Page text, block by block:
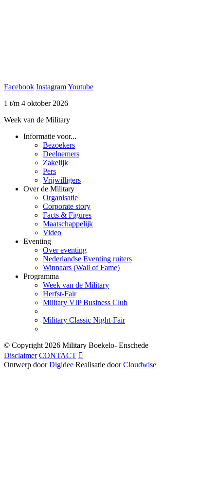
Facebook InstagramYoutube
1 t/m 4 oktober 2026
Week van de Military
Informatie voor...
Bezoekers
Deelnemers
Zakelijk
Pers
Vrijwilligers
Over de Military
Organisatie
Corporate story
Facts & Figures
Maatschappelijk
Video
Eventing
Over eventing
Nederlandse Eventing ruiters
Winnaars (Wall of Fame)
Programma
Week van de Military
Herfst-Fair
Military VIP Business Club
Military Classic Night-Fair
© Copyright 2026 Military Boekelo- Enschede
Disclaimer CONTACT 
Ontwerp doorDigidee Realisatie doorCloudwise